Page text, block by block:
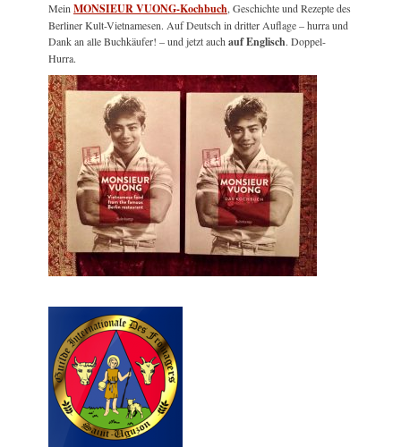
MeinMONSIEUR VUONG-Kochbuch, Geschichte und Rezepte des
Berliner Kult-Vietnamesen. Auf Deutsch in dritter Auflage – hurra und
Dank an alle Buchkäufer! – und jetzt auchauf Englisch. Doppel-
Hurra.